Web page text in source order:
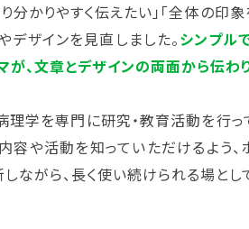
分かりやすく伝えたい」「全体の印
ザインを見直しました。シンプル
、文章とデザインの両面から伝わ
理学を専門に研究・教育活動を行っ
容や活動を知っていただけるよう
ながら、長く使い続けられる場とし